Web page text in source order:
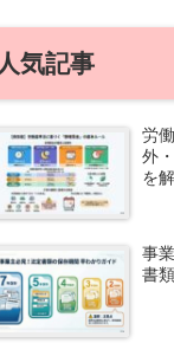
人気記事
労
外
を
事
書